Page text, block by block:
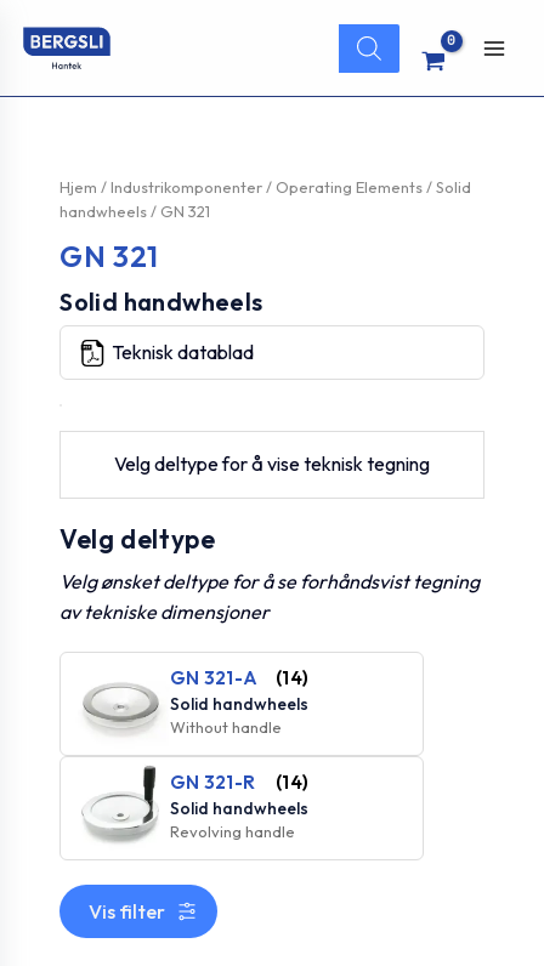
rett
innholdet
Products
search
Hjem / Industrikomponenter/ Operating Elements/Solid
handwheels/ GN 321
GN 321
Solid handwheels
Teknisk datablad
Velg deltype for å vise teknisk tegning
Velg deltype
Velg ønsket deltype for å se forhåndsvist tegning
av tekniske dimensjoner
GN 321-A (14)
Solid handwheels
Without handle
GN 321-R (14)
Solid handwheels
Revolving handle
Vis filter